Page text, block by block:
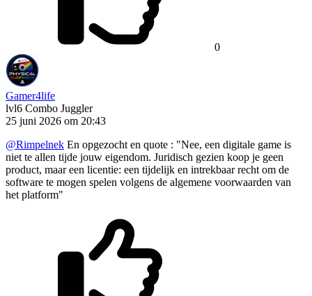
0
Gamer4life
lvl6 Combo Juggler
25 juni 2026 om 20:43
@Rimpelnek En opgezocht en quote : "Nee, een digitale game is
niet te allen tijde jouw eigendom. Juridisch gezien koop je geen
product, maar een licentie: een tijdelijk en intrekbaar recht om de
software te mogen spelen volgens de algemene voorwaarden van
het platform"